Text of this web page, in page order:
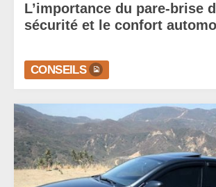
L’importance du pare-brise
sécurité et le confort
CONSEILS